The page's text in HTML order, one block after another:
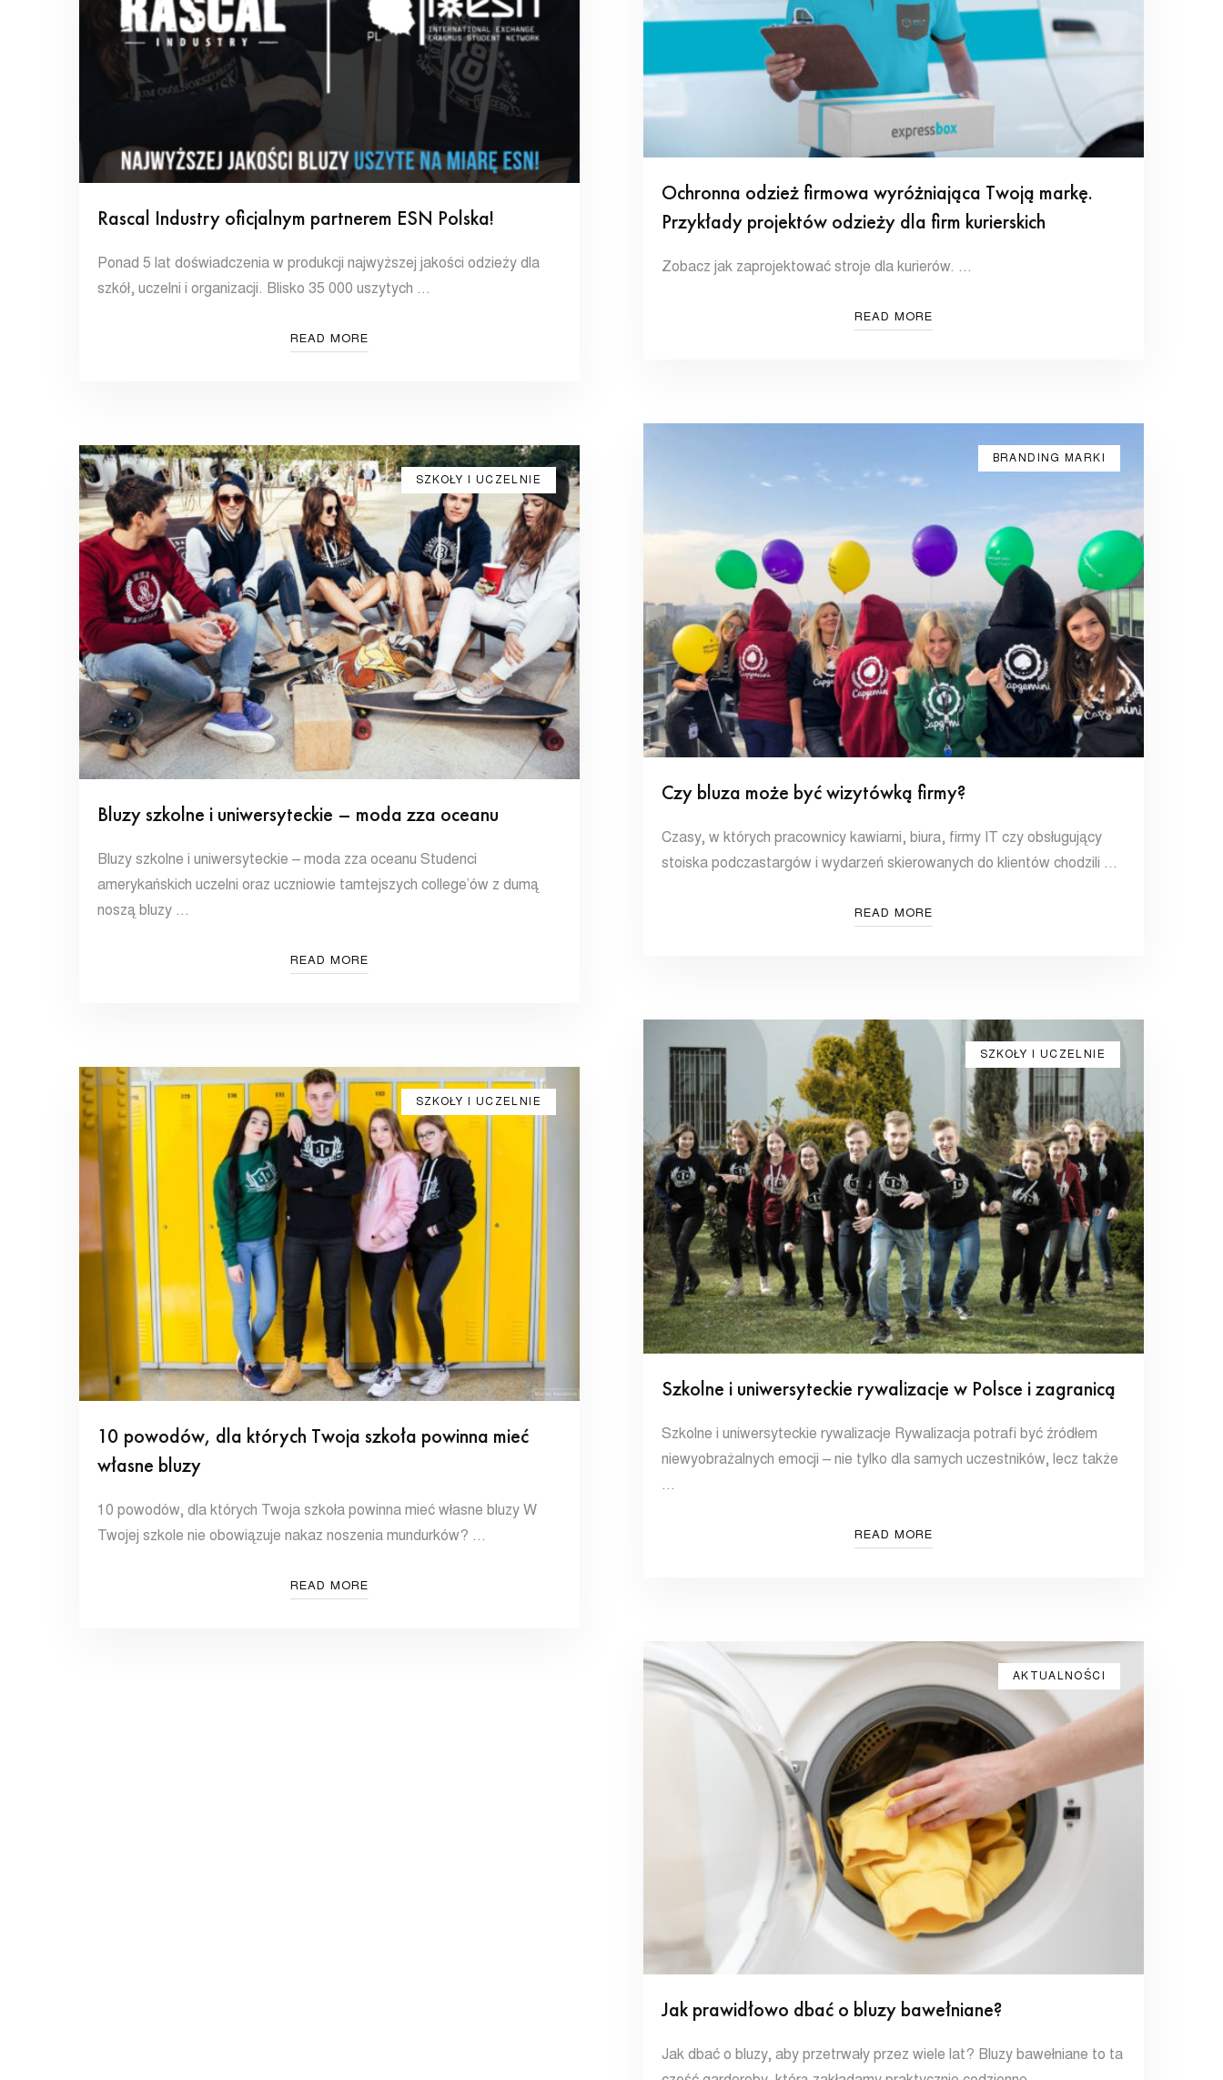
Ochronna odzież firmowa wyróżniająca Twoją markę.
Przykłady projektów odzieży dla firm kurierskich
Zobacz jak zaprojektować stroje dla kurierów. …
READ MORE
Rascal Industry oficjalnym partnerem ESN Polska!
Ponad 5 lat doświadczenia w produkcji najwyższej jakości odzieży dla
szkół, uczelni i organizacji. Blisko 35 000 uszytych …
READ MORE
BRANDING MARKI
Czy bluza może być wizytówką firmy?
Czasy, w których pracownicy kawiarni, biura, firmy IT czy obsługujący
stoiska podczastargów i wydarzeń skierowanych do klientów chodzili …
READ MORE
SZKOŁY I UCZELNIE
Bluzy szkolne i uniwersyteckie – moda zza oceanu
Bluzy szkolne i uniwersyteckie – moda zza oceanu Studenci
amerykańskich uczelni oraz uczniowie tamtejszych college’ów z dumą
noszą bluzy …
READ MORE
SZKOŁY I UCZELNIE
Szkolne i uniwersyteckie rywalizacje w Polsce i zagranicą
Szkolne i uniwersyteckie rywalizacje Rywalizacja potrafi być źródłem
niewyobrażalnych emocji – nie tylko dla samych uczestników, lecz także
…
READ MORE
SZKOŁY I UCZELNIE
10 powodów, dla których Twoja szkoła powinna mieć
własne bluzy
10 powodów, dla których Twoja szkoła powinna mieć własne bluzy W
Twojej szkole nie obowiązuje nakaz noszenia mundurków? …
READ MORE
AKTUALNOŚCI
Jak prawidłowo dbać o bluzy bawełniane?
Jak dbać o bluzy, aby przetrwały przez wiele lat? Bluzy bawełniane to ta